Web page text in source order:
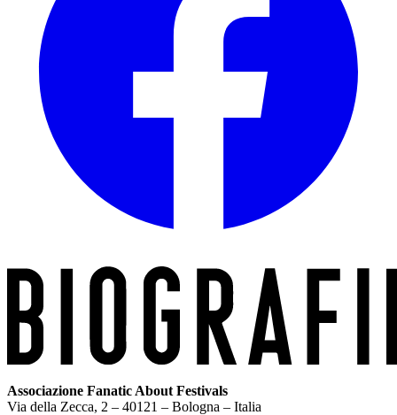
Associazione Fanatic About Festivals
Via della Zecca, 2 – 40121 – Bologna – Italia